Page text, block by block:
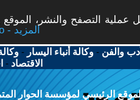
عملية التصفح والنشر،
More info - المزيد
والفن -وكالة أنباء اليسار -
الاقتصاد -
الرئيسي لمؤسسة الحوار